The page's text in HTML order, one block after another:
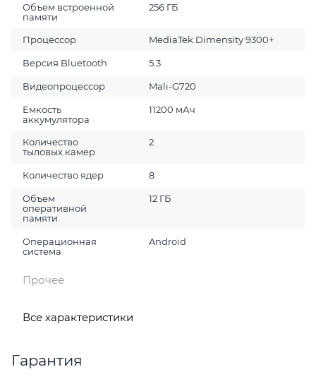
Объем встроенной
памяти
256 ГБ
Процессор MediaTek Dimensity 9300+
Версия Bluetooth 5.3
Видеопроцессор Mali-G720
Емкость
аккумулятора
11200 мАч
Количество
тыловых камер
2
Количество ядер 8
Объем
оперативной
памяти
12 ГБ
Операционная
система
Android
Прочее
Все характеристики
Гарантия